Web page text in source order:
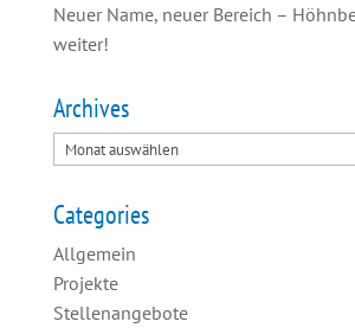
Neuer Name, neuer Bereich –
weiter!
Archives
Categories
Allgemein
Projekte
Stellenangebote